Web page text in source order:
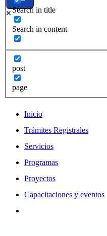
Search in title
Search in content
post
page
Inicio
Trámites Registrales
Servicios
Programas
Proyectos
Capacitaciones y eventos